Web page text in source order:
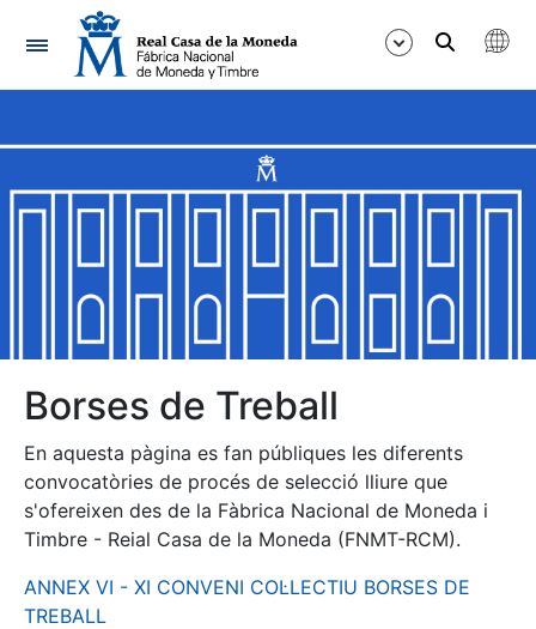
Navegació
Mostra/Amaga
Mostra/Amaga
Mostra/Amaga
Mostra/Amaga
Mostra/Amaga
Borses de Treball
En aquesta pàgina es fan públiques les diferents
convocatòries de procés de selecció lliure que
s'ofereixen des de la Fàbrica Nacional de Moneda i
Timbre - Reial Casa de la Moneda (FNMT-RCM).
ANNEX VI - XI CONVENI COL·LECTIU BORSES DE
TREBALL